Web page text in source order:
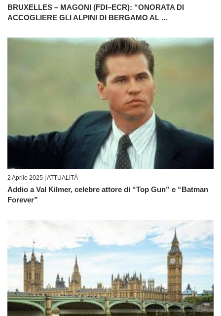
BRUXELLES – MAGONI (FDI–ECR): “ONORATA DI
ACCOGLIERE GLI ALPINI DI BERGAMO AL ...
2 Aprile 2025 | ATTUALITÀ
Addio a Val Kilmer, celebre attore di “Top Gun” e “Batman
Forever”